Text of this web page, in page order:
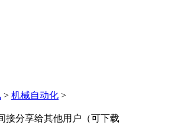
> 机械自动化 >
接分享给其他用户（可下载